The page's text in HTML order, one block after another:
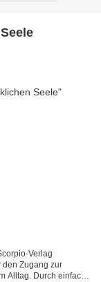
Verlag
den Zugang zur
Alltag. Durch einfach